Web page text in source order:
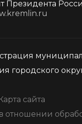
Президента
городского
Карта сайта
отношении